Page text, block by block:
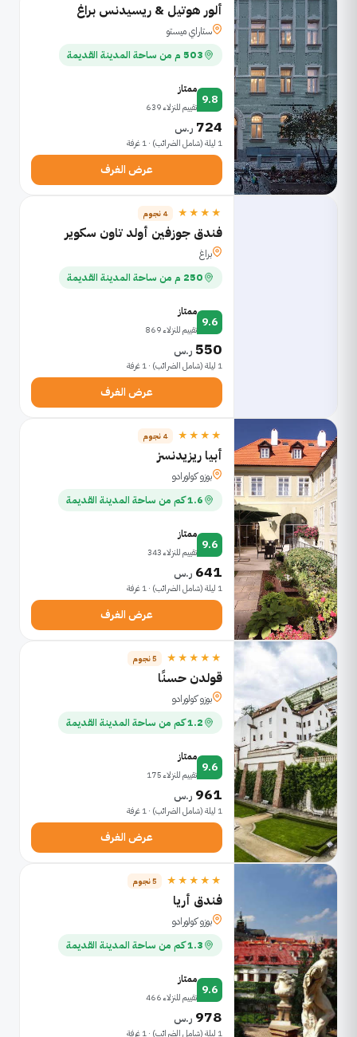
ألور هوتيل & ريسيدنس براغ
ستاراي ميستو
503 م من ساحة المدينة القديمة
9.8
ممتاز
تقييم للنزلاء 639
724 ر.س
1 ليلة (شامل الضرائب) · 1 غرفة
عرض الغرف
★★★★ 4 نجوم
فندق جوزفين أولد تاون سكوير
براغ
250 م من ساحة المدينة القديمة
9.6
ممتاز
تقييم للنزلاء 869
550 ر.س
1 ليلة (شامل الضرائب) · 1 غرفة
عرض الغرف
★★★★ 4 نجوم
أبيا ريزيدنسز
بوزو كولورادو
1.6 كم من ساحة المدينة القديمة
9.6
ممتاز
تقييم للنزلاء 343
641 ر.س
1 ليلة (شامل الضرائب) · 1 غرفة
عرض الغرف
★★★★★ 5 نجوم
قولدن حسنًا
بوزو كولورادو
1.2 كم من ساحة المدينة القديمة
9.6
ممتاز
تقييم للنزلاء 175
961 ر.س
1 ليلة (شامل الضرائب) · 1 غرفة
عرض الغرف
★★★★★ 5 نجوم
فندق أريا
بوزو كولورادو
1.3 كم من ساحة المدينة القديمة
9.6
ممتاز
تقييم للنزلاء 466
978 ر.س
1 ليلة (شامل الضرائب) · 1 غرفة